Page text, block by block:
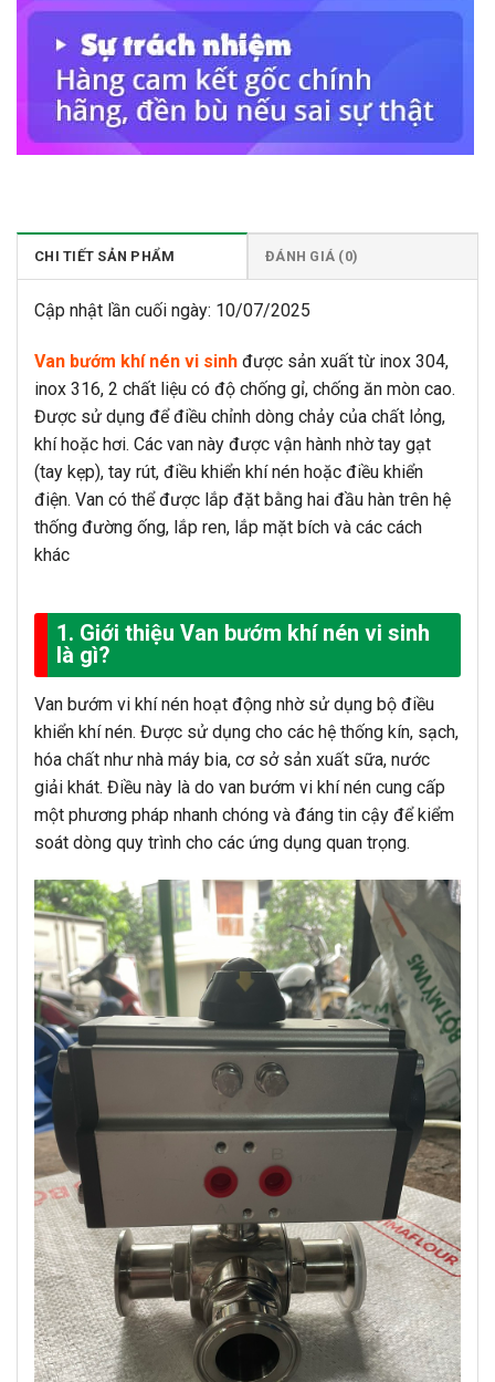
CHI TIẾT SẢN PHẨM ĐÁNH GIÁ (0)
Cập nhật lần cuối ngày: 10/07/2025
Van bướm khí nén vi sinh được sản xuất từ inox 304,
inox 316, 2 chất liệu có độ chống gỉ, chống ăn mòn cao.
Được sử dụng để điều chỉnh dòng chảy của chất lỏng,
khí hoặc hơi. Các van này được vận hành nhờ tay gạt
(tay kẹp), tay rút, điều khiển khí nén hoặc điều khiển
điện. Van có thể được lắp đặt bằng hai đầu hàn trên hệ
thống đường ống, lắp ren, lắp mặt bích và các cách
khác
1. Giới thiệu Van bướm khí nén vi sinh
là gì?
Van bướm vi khí nén hoạt động nhờ sử dụng bộ điều
khiển khí nén. Được sử dụng cho các hệ thống kín, sạch,
hóa chất như nhà máy bia, cơ sở sản xuất sữa, nước
giải khát. Điều này là do van bướm vi khí nén cung cấp
một phương pháp nhanh chóng và đáng tin cậy để kiểm
soát dòng quy trình cho các ứng dụng quan trọng.